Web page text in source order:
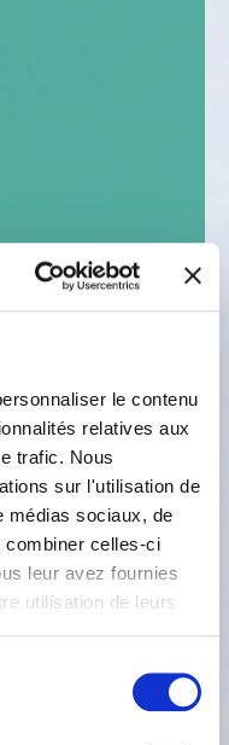
le contenu
relatives aux
trafic. Nous
sur l'utilisation de
médias sociaux, de
combiner celles-ci
leur avez fournies
utilisation de leurs